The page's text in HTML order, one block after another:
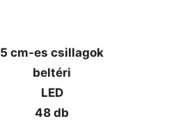
5 cm-es csillagok
beltéri
LED
48 db